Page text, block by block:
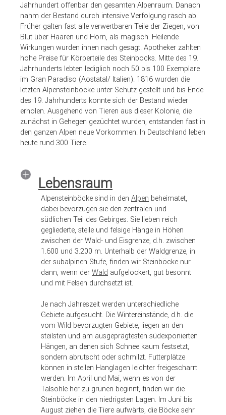
Jahrhundert offenbar den gesamten Alpenraum. Danach
nahm der Bestand durch intensive Verfolgung rasch ab.
Früher galten fast alle verwertbaren Teile der Ziegen, von
Blut über Haaren und Horn, als magisch. Heilende
Wirkungen wurden ihnen nach gesagt. Apotheker zahlten
hohe Preise für Körperteile des Steinbocks. Mitte des 19.
Jahrhunderts lebten lediglich noch 50 bis 100 Exemplare
im Gran Paradiso (Aostatal/ Italien). 1816 wurden die
letzten Alpensteinböcke unter Schutz gestellt und bis Ende
des 19. Jahrhunderts konnte sich der Bestand wieder
erholen. Ausgehend von Tieren aus dieser Kolonie, die
zunächst in Gehegen gezüchtet wurden, entstanden fast in
den ganzen Alpen neue Vorkommen. In Deutschland leben
heute rund 300 Tiere.
Lebensraum
Alpensteinböcke sind in den Alpen beheimatet,
dabei bevorzugen sie den zentralen und
südlichen Teil des Gebirges. Sie lieben reich
gegliederte, steile und felsige Hänge in Höhen
zwischen der Wald- und Eisgrenze, d.h. zwischen
1.600 und 3.200 m. Unterhalb der Waldgrenze, in
der subalpinen Stufe, finden wir Steinböcke nur
dann, wenn der Wald aufgelockert, gut besonnt
und mit Felsen durchsetzt ist.
Je nach Jahreszeit werden unterschiedliche
Gebiete aufgesucht. Die Wintereinstände, d.h. die
vom Wild bevorzugten Gebiete, liegen an den
steilsten und am ausgeprägtesten südexponierten
Hängen, an denen sich Schnee kaum festsetzt,
sondern abrutscht oder schmilzt. Futterplätze
können in steilen Hanglagen leichter freigescharrt
werden. Im April und Mai, wenn es von der
Talsohle her zu grünen beginnt, finden wir die
Steinböcke in den niedrigsten Lagen. Im Juni bis
August ziehen die Tiere aufwärts, die Böcke sehr